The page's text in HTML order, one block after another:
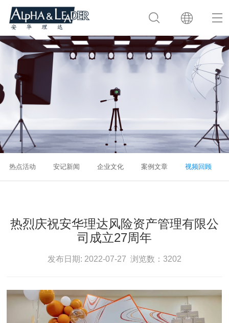
热点活动 安记新闻 企业文化 案例文章 视频回顾
热烈庆祝安华理达风险资产管理有限公
司成立27周年
发布日期: 2022-07-27 浏览数：3202